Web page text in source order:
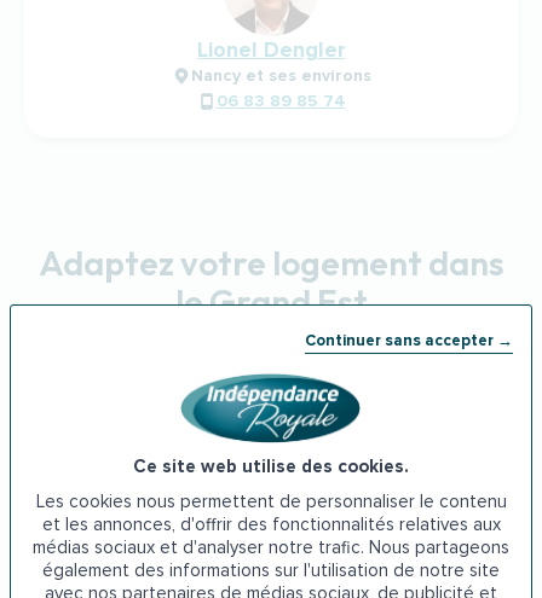
Continuer sans accepter →
Ce site web utilise des cookies.
Les cookies nous permettent de personnaliser le contenu
et les annonces, d'offrir des fonctionnalités relatives aux
médias sociaux et d'analyser notre trafic. Nous partageons
également des informations sur l'utilisation de notre site
avec nos partenaires de médias sociaux, de publicité et
Lionel Dengler
Nancy et ses environs
06 83 89 85 74
Adaptez votre logement dans
le Grand Est
Douche senior Grand Est
Baignoire à porte Grand Est